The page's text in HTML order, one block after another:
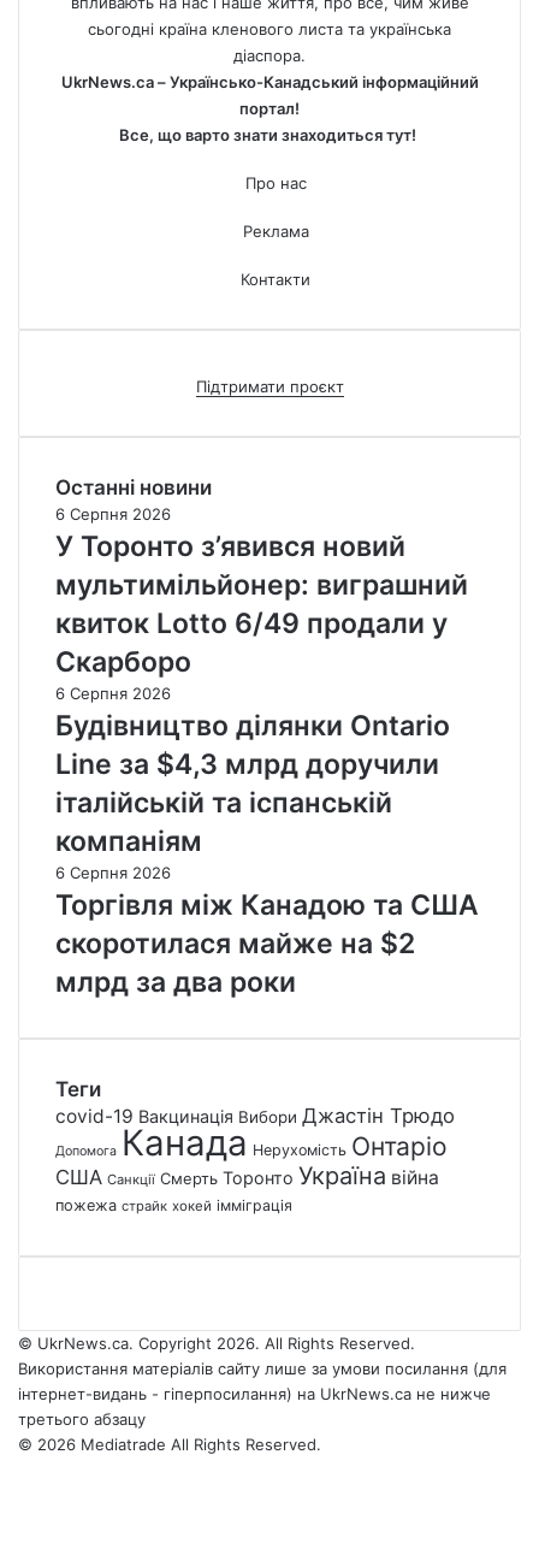
сьогодні країна кленового листа та українська
діаспора.
UkrNews.ca – Українсько-Канадський інформаційний
портал!
Все, що варто знати знаходиться тут!
Про нас
Реклама
Контакти
Підтримати проєкт
Останні новини
6 Серпня 2026
У Торонто з’явився новий
мультимільйонер: виграшний
квиток Lotto 6/49 продали у
Скарборо
6 Серпня 2026
Будівництво ділянки Ontario
Line за $4,3 млрд доручили
італійській та іспанській
компаніям
6 Серпня 2026
Торгівля між Канадою та США
скоротилася майже на $2
млрд за два роки
Теги
covid-19 Вакцинація Вибори Джастін Трюдо
Допомога Канада Нерухомість Онтаріо
США Санкції Смерть Торонто Україна війна
пожежа страйк хокей імміграція
© UkrNews.ca. Copyright 2026. All Rights Reserved.
Використання матеріалів сайту лише за умови посилання (для
інтернет-видань - гіперпосилання) на UkrNews.ca не нижче
третього абзацу
© 2026 Mediatrade All Rights Reserved.